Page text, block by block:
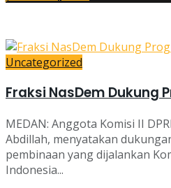
Uncategorized
Fraksi NasDem Dukung
MEDAN: Anggota Komisi II
Abdillah, menyatakan
pembinaan yang dijalankan
Indonesia...